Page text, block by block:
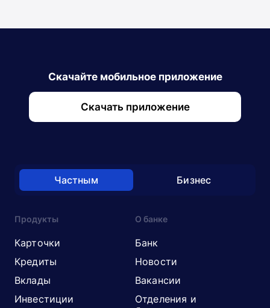
Скачайте мобильное приложение
Скачать приложение
Частным Бизнес
Продукты
Карточки
Кредиты
Вклады
Инвестиции
О банке
Банк
Новости
Вакансии
Отделения и